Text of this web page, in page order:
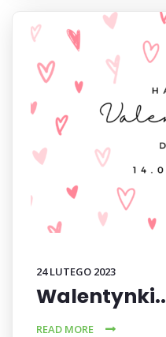
24 LUTEGO 2023
Walentynki..
READ MORE